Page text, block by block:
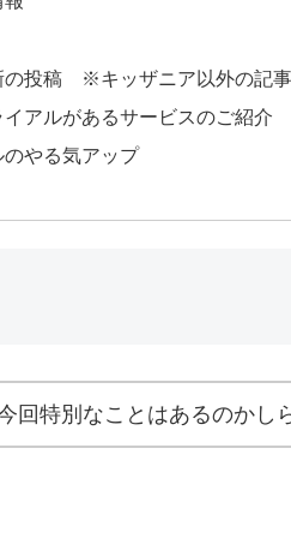
の投稿 ※キッザニア以外の記
アルがあるサービスのご紹介
のやる気アップ
回特別なことはあるのかし